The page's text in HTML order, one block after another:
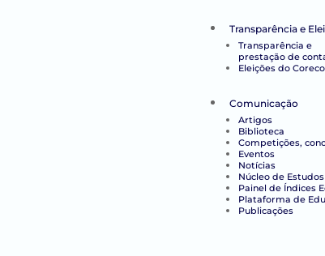
Transparência e
Transparência e
prestação de
Eleições do
Comunicação
Artigos
Biblioteca
Competições,
Eventos
Notícias
Núcleo de
Painel de Índices
Plataforma de
Publicações